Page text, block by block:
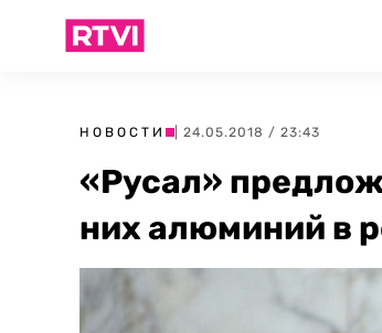
НОВОСТИ | 24.05.2018 / 23:43
«Русал»
них алюминий в